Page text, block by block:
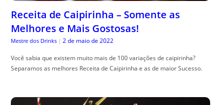
Receita de Caipirinha – Somente as
Melhores e Mais Gostosas!
Mestre dos Drinks | 2 de maio de 2022
Você sabia que existem muito mais de 100 variações de caipirinha?
Separamos as melhores Receita de Caipirinha e as de maior Sucesso.